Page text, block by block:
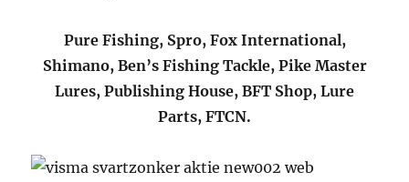
Pure Fishing, Spro, Fox International,
Shimano, Ben’s Fishing Tackle, Pike Master
Lures, Publishing House, BFT Shop, Lure
Parts, FTCN.